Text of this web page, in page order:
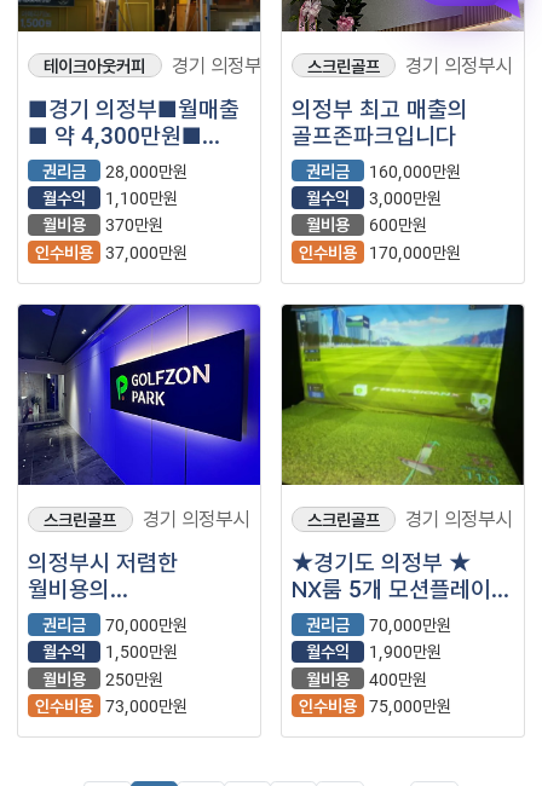
테이크아웃커피 경기 의정부시
■경기 의정부■월매출
■ 약 4,300만원■
메가커피
매장나왔습니다.
권리금
28,000만원
월수익
1,100만원
월비용
370만원
인수비용 37,000만원
스크린골프 경기 의정부시
의정부 최고 매출의
골프존파크입니다
권리금
160,000만원
월수익
3,000만원
월비용
600만원
인수비용
170,000만원
스크린골프 경기 의정부시
의정부시 저렴한
월비용의
알짜매장입니다
권리금
70,000만원
월수익
1,500만원
월비용
250만원
인수비용 73,000만원
스크린골프 경기 의정부시
★경기도 의정부 ★
NX룸 5개 모션플레이트
매출좋고 시설좋은
골프존파크
권리금
70,000만원
월수익
1,900만원
월비용
400만원
인수비용 75,000만원